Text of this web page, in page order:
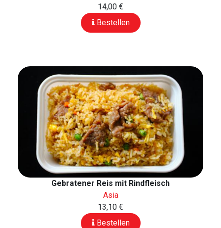
14,00 €
Bestellen
Gebratener Reis mit Rindfleisch
Asia
13,10 €
Bestellen